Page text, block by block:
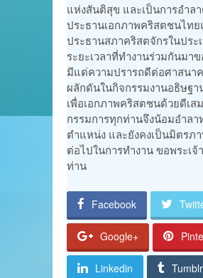
แห่งสันติสุข และเป็นการอำล
ประธานเอกภาพคริสตชนไทย
ประธานสภาคริสตจักรในประ
ระยะเวลาที่ทำงานร่วมกันมา
มีแต่ความปรารถดีต่อศาสนา
ผลักดันในกิจกรรมงานอธิษฐา
เพื่อเอกภาพคริสตชนด้วยดีเส
กรรมการทุกท่านจึงน้อมอำลา
ตำแหน่ง และยังคงเป็นมิตรภ
ต่อไปในการทำงาน ขอพระเจ้
ท่าน
Facebook
Google+
Linkedin Tumblr